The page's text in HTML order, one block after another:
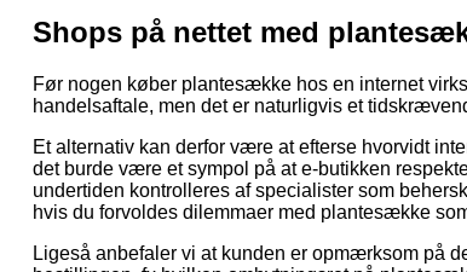
Shops på nettet med
Før nogen køber plantesække hos en internet
handelsaftale, men det er naturligvis et
Et alternativ kan derfor være at efterse hvorvidt
det burde være et sympol på at e-butikken
undertiden kontrolleres af specialister som
hvis du forvoldes dilemmaer med plantesække
Ligeså anbefaler vi at kunden er opmærksom på